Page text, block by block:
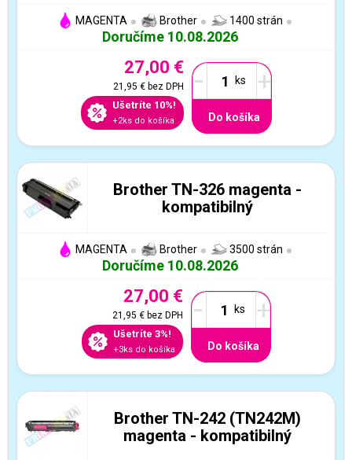
MAGENTA Brother 1400 strán
Doručíme 10.08.2026
27,00 €
21,95 €bez DPH
Ušetríte 10%!
+2ks do košíka
- +
Do košíka
Brother TN-326 magenta -
kompatibilný
MAGENTA Brother 3500 strán
Doručíme 10.08.2026
27,00 €
21,95 €bez DPH
Ušetríte 3%!
+3ks do košíka
- +
Do košíka
Brother TN-242 (TN242M)
magenta - kompatibilný